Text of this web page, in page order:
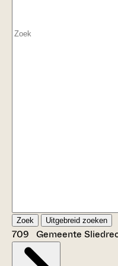
Zoek Uitgebreid zoeken
709 Gemeente